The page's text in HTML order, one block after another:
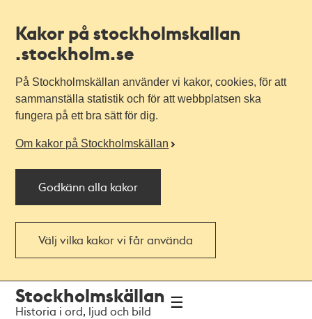
Kakor på stockholmskallan
.stockholm.se
På Stockholmskällan använder vi kakor, cookies, för att
sammanställa statistik och för att webbplatsen ska
fungera på ett bra sätt för dig.
Om kakor på Stockholmskällan
Godkänn alla kakor
Välj vilka kakor vi får använda
navigationen
huvudinnehållet
Stockholmskällan
Historia i ord, ljud och bild